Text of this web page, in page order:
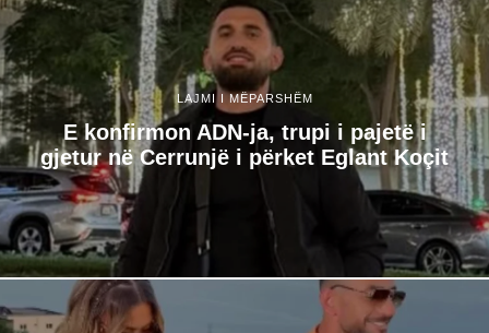
LAJMI I MËPARSHËM
E konfirmon ADN-ja, trupi i pajetë i
gjetur në Cerrunjë i përket Eglant Koçit